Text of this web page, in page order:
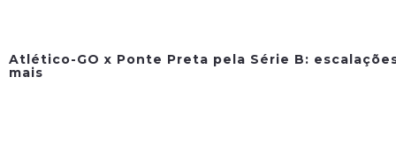
Atlético-GO x Ponte Preta pela Série B:
mais